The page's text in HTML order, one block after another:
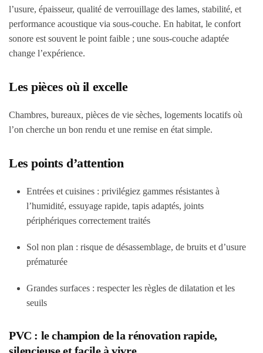
l’usure, épaisseur, qualité de verrouillage des lames, stabilité, et
performance acoustique via sous-couche. En habitat, le confort
sonore est souvent le point faible ; une sous-couche adaptée
change l’expérience.
Les pièces où il excelle
Chambres, bureaux, pièces de vie sèches, logements locatifs où
l’on cherche un bon rendu et une remise en état simple.
Les points d’attention
Entrées et cuisines : privilégiez gammes résistantes à
l’humidité, essuyage rapide, tapis adaptés, joints
périphériques correctement traités
Sol non plan : risque de désassemblage, de bruits et d’usure
prématurée
Grandes surfaces : respecter les règles de dilatation et les
seuils
PVC : le champion de la rénovation rapide,